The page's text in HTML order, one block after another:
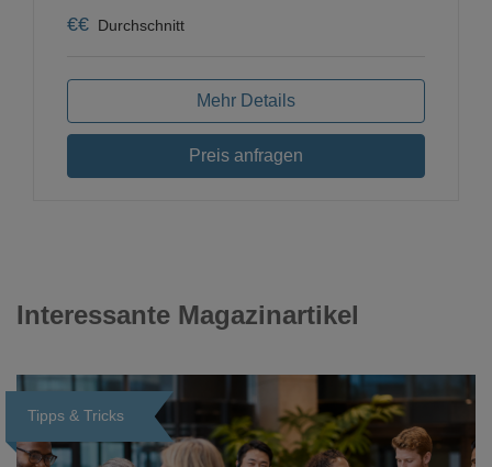
€€ Durchschnitt
Mehr Details
Preis anfragen
Interessante Magazinartikel
Tipps & Tricks